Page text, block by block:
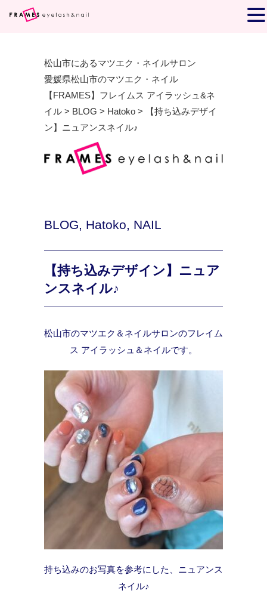
松山市にあるマツエク・ネイルサロン
愛媛県松山市のマツエク・ネイル
【FRAMES】フレイムス アイラッシュ&ネ
イル > BLOG > Hatoko >
【持ち込みデザイ
ン】ニュアンスネイル♪
BLOG, Hatoko, NAIL
【持ち込みデザイン】ニュア
ンスネイル♪
松山市のマツエク＆ネイルサロンのフレイム
ス アイラッシュ＆ネイルです。
持ち込みのお写真を参考にした、ニュアンス
ネイル♪